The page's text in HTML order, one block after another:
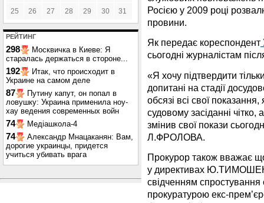
25 26 27 28 29 30 31
РЕЙТИНГ
298
Москвичка в Киеве: Я
старалась держаться в стороне...
192
Итак, что происходит в
Украине на самом деле
87
Путину капут, он попал в
ловушку: Украина применила ноу-
хау ведения современных войн
74 Медіашкола-4
74
Александр Мнацаканян: Вам,
дорогие украинцы, придется
учиться убивать врага
Росією у 2009 році
провини.
Як передає кореспондент
сьогодні журналістам
«Я хочу підтвердити
допитані на стадії
обсязі всі свої
судовому засіданні
змінив свої покази
Л.ФРОЛОВА.
Прокурор також вважає
у директивах
свідченням
прокуратурою екс-